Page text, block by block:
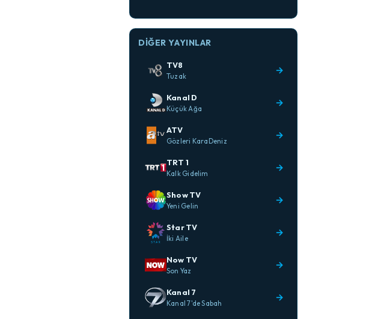
DIĞER YAYINLAR
TV8
Tuzak
→
Kanal D
Küçük Ağa
→
ATV
Gözleri KaraDeniz
→
TRT 1
Kalk Gidelim
→
Show TV
Yeni Gelin
→
Star TV
İki Aile
→
Now TV
Son Yaz
→
Kanal 7
Kanal 7'de Sabah
→